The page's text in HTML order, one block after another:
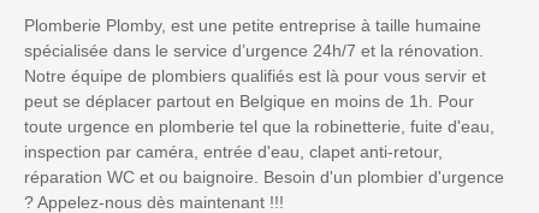
Plomberie Plomby, est une petite entreprise à taille humaine
spécialisée dans le service d’urgence 24h/7 et la rénovation.
Notre équipe de plombiers qualifiés est là pour vous servir et
peut se déplacer partout en Belgique en moins de 1h. Pour
toute urgence en plomberie tel que la robinetterie, fuite d'eau,
inspection par caméra, entrée d'eau, clapet anti-retour,
réparation WC et ou baignoire. Besoin d'un plombier d'urgence
? Appelez-nous dès maintenant !!!